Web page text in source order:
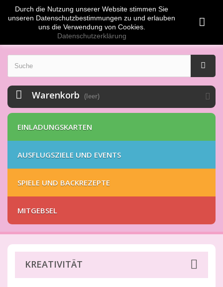
EUR
Warenkorb (leer)
EINLADUNGSKARTEN
AUSFLUGSZIELE UND EVENTS
SPIELE UND BACKREZEPTE
MITGEBSEL
KREATIVITÄT
Durch die Nutzung unserer Website stimmen Sie
unseren Datenschutzbestimmungen zu und erlauben
uns die Verwendung von Cookies.
Datenschutzerklärung